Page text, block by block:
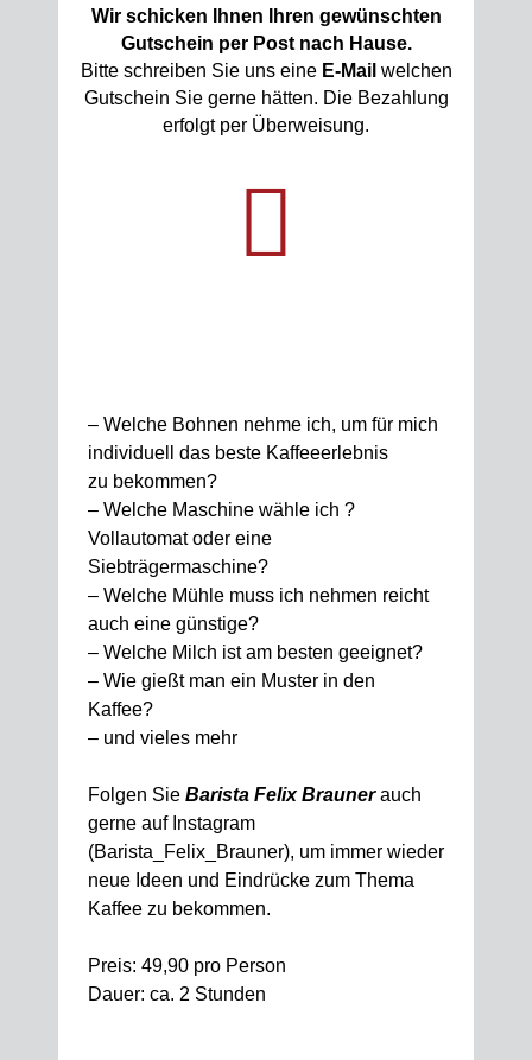
Wir schicken Ihnen Ihren gewünschten
Gutschein per Post nach Hause.
Bitte schreiben Sie uns eine E-Mail welchen
Gutschein Sie gerne hätten. Die Bezahlung
erfolgt per Überweisung.
– Welche Bohnen nehme ich, um für mich
individuell das beste Kaffeeerlebnis
zu bekommen?
– Welche Maschine wähle ich ?
Vollautomat oder eine
Siebträgermaschine?
– Welche Mühle muss ich nehmen reicht
auch eine günstige?
– Welche Milch ist am besten geeignet?
– Wie gießt man ein Muster in den
Kaffee?
– und vieles mehr
Folgen Sie Barista Felix Braunerauch
gerne auf Instagram
(Barista_Felix_Brauner), um immer wieder
neue Ideen und Eindrücke zum Thema
Kaffee zu bekommen.
Preis: 49,90 pro Person
Dauer: ca. 2 Stunden